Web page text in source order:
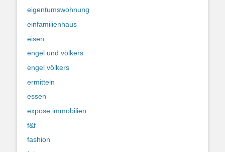
eigentumswohnung
einfamilienhaus
eisen
engel und völkers
engel völkers
ermitteln
essen
expose immobilien
f&f
fashion